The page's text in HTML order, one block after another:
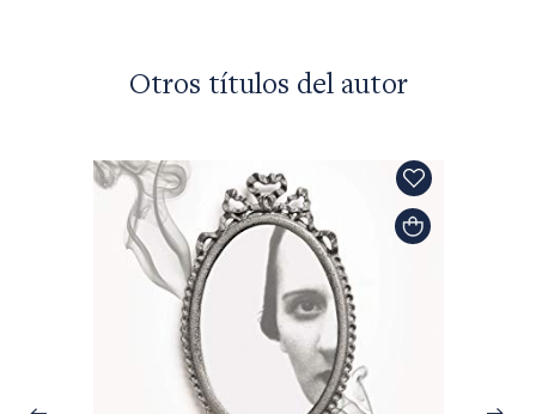
Otros títulos del autor